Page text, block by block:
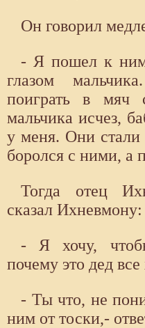
Он говорил
- Я пошел к
глазом
поиграть в мяч
мальчика исчез,
у меня. Они стали
боролся с ними, а
Тогда отец
сказал Ихневмону:
- Я хочу,
почему это дед
- Ты что, не
ним от тоски,-